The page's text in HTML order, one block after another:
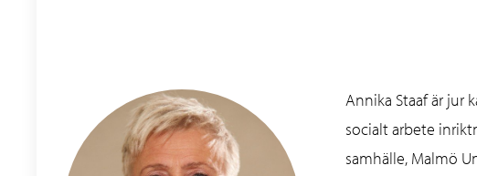
Annika Staaf är jur
socialt arbete
samhälle, Malmö